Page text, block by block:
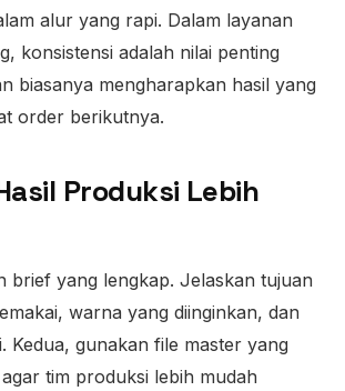
alur yang rapi. Dalam layanan
konsistensi adalah nilai penting
biasanya mengharapkan hasil yang
order berikutnya.
Produksi Lebih
brief yang lengkap. Jelaskan tujuan
warna yang diinginkan, dan
Kedua, gunakan file master yang
tim produksi lebih mudah